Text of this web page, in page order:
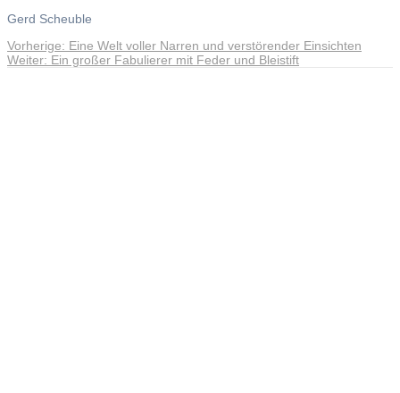
Gerd Scheuble
Beitragsnavigation
Vorherige: Vorheriger
Beitrag:
Eine Welt voller Narren und verstörender Einsichten
Weiter: Nächster
Ein großer Fabulierer mit Feder und Bleistift